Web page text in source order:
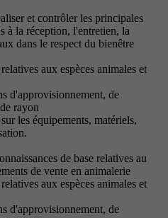
et contrôler les principales
à la réception, l'entretien, la
dans le respect du bienêtre
aux espèces animales et
d'approvisionnement, de
rayon
les équipements, matériels,
de base relatives au
de vente en animalerie
aux espèces animales et
d'approvisionnement, de